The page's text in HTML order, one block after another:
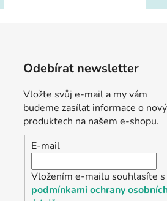
Odebírat newsletter
Vložte svůj e-mail a my vám
budeme zasílat informace o
produktech na našem e-shopu.
E-mail
Vložením e-mailu souhlasíte s
podmínkami ochrany